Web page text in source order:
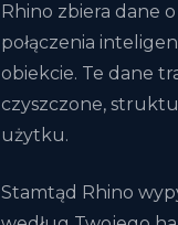
Rhino zbiera dane
połączenia
obiekcie. Te dane
czyszczone,
użytku.
Stamtąd Rhino